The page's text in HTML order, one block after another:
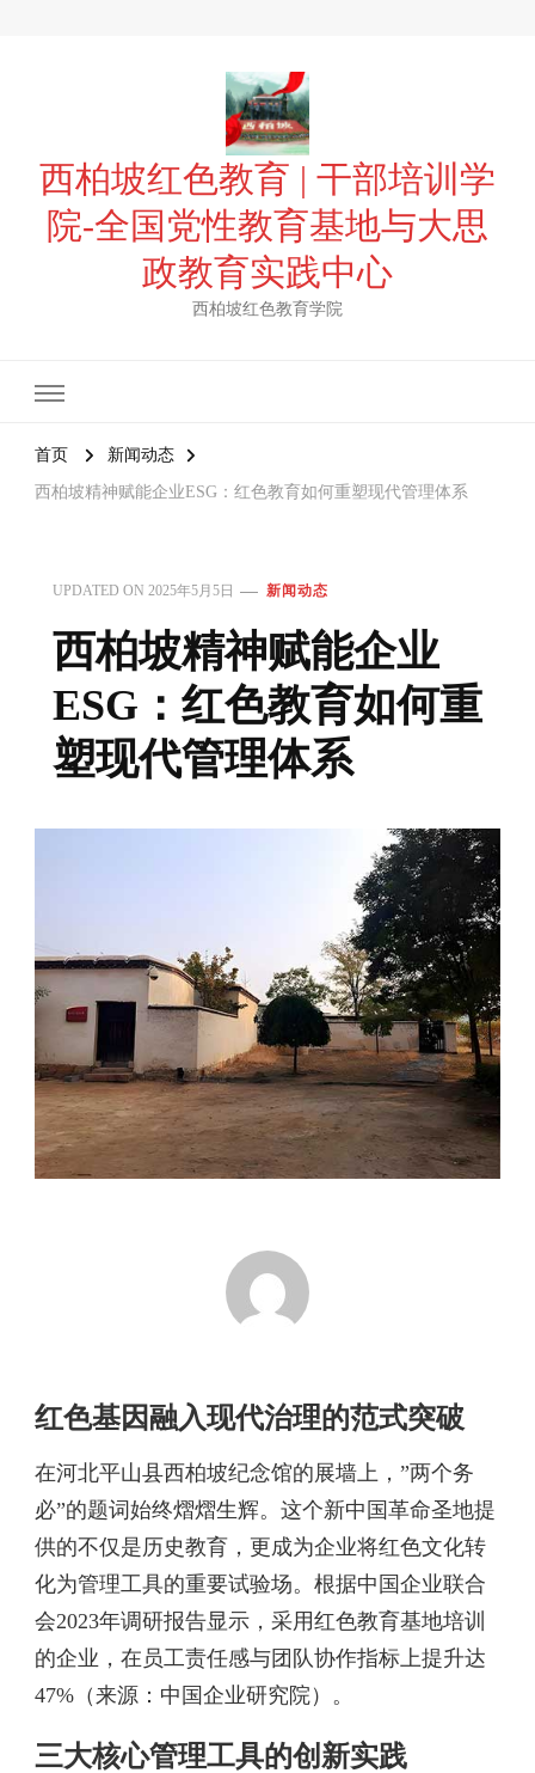
西柏坡红色教育 | 干部培训学
院-全国党性教育基地与大思
政教育实践中心
西柏坡红色教育学院
首页 新闻动态
西柏坡精神赋能企业ESG：红色教育如何重塑现代管理体系
UPDATED ON 2025年5月5日 新闻动态
西柏坡精神赋能企业
ESG：红色教育如何重
塑现代管理体系
红色基因融入现代治理的范式突破
在河北平山县西柏坡纪念馆的展墙上，”两个务
必”的题词始终熠熠生辉。这个新中国革命圣地提
供的不仅是历史教育，更成为企业将红色文化转
化为管理工具的重要试验场。根据中国企业联合
会2023年调研报告显示，采用红色教育基地培训
的企业，在员工责任感与团队协作指标上提升达
47%（来源：中国企业研究院）。
三大核心管理工具的创新实践